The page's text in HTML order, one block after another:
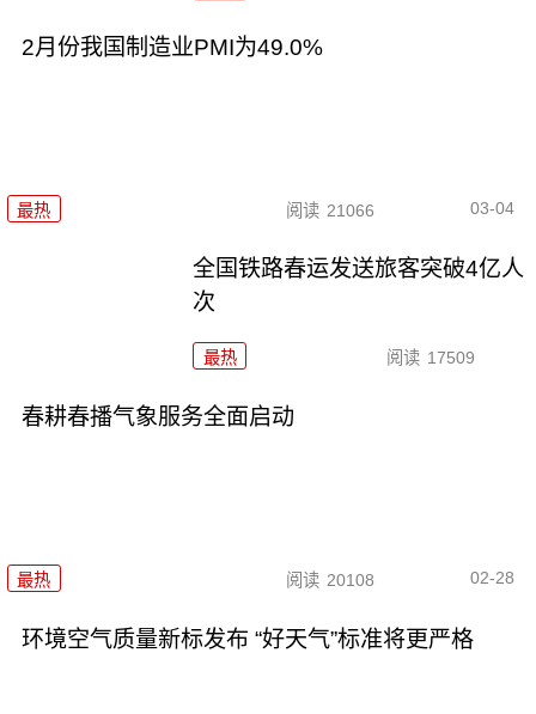
2月份我国制造业PMI为49.0%
最热 阅读 21066 03-04
全国铁路春运发送旅客突破4亿人
次
最热 阅读 17509
春耕春播气象服务全面启动
最热 阅读 20108 02-28
环境空气质量新标发布 “好天气”标准将更严格